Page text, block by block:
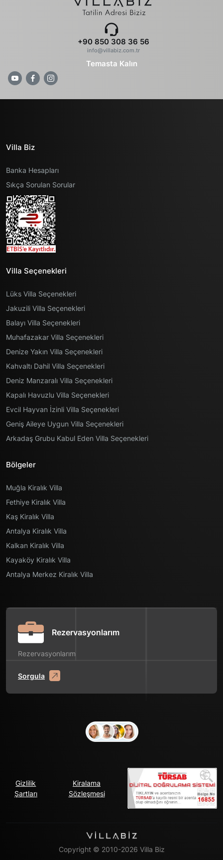
+90 850 308 36 56
info@villabiz.com.tr
Temasta Kalın
Villa Biz
Banka Hesapları
Sıkça Sorulan Sorular
Villa Seçenekleri
Lüks Villa Seçenekleri
Jakuzili Villa Seçenekleri
Balayı Villa Seçenekleri
Muhafazakar Villa Seçenekleri
Denize Yakın Villa Seçenekleri
Kahvaltı Dahil Villa Seçenekleri
Deniz Manzaralı Villa Seçenekleri
Kapalı Havuzlu Villa Seçenekleri
Evcil Hayvan İzinli Villa Seçenekleri
Geniş Aileye Uygun Villa Seçenekleri
Arkadaş Grubu Kabul Eden Villa Seçenekleri
Bölgeler
Muğla Kiralık Villa
Fethiye Kiralık Villa
Kaş Kiralık Villa
Antalya Kiralık Villa
Kalkan Kiralık Villa
Kayaköy Kiralık Villa
Antalya Merkez Kiralık Villa
Rezervasyonlarım
Rezervasyonlarım
Sorgula
Gizlilik
Şartları
Kiralama
Sözleşmesi
Copyright © 2010-2026 Villa Biz